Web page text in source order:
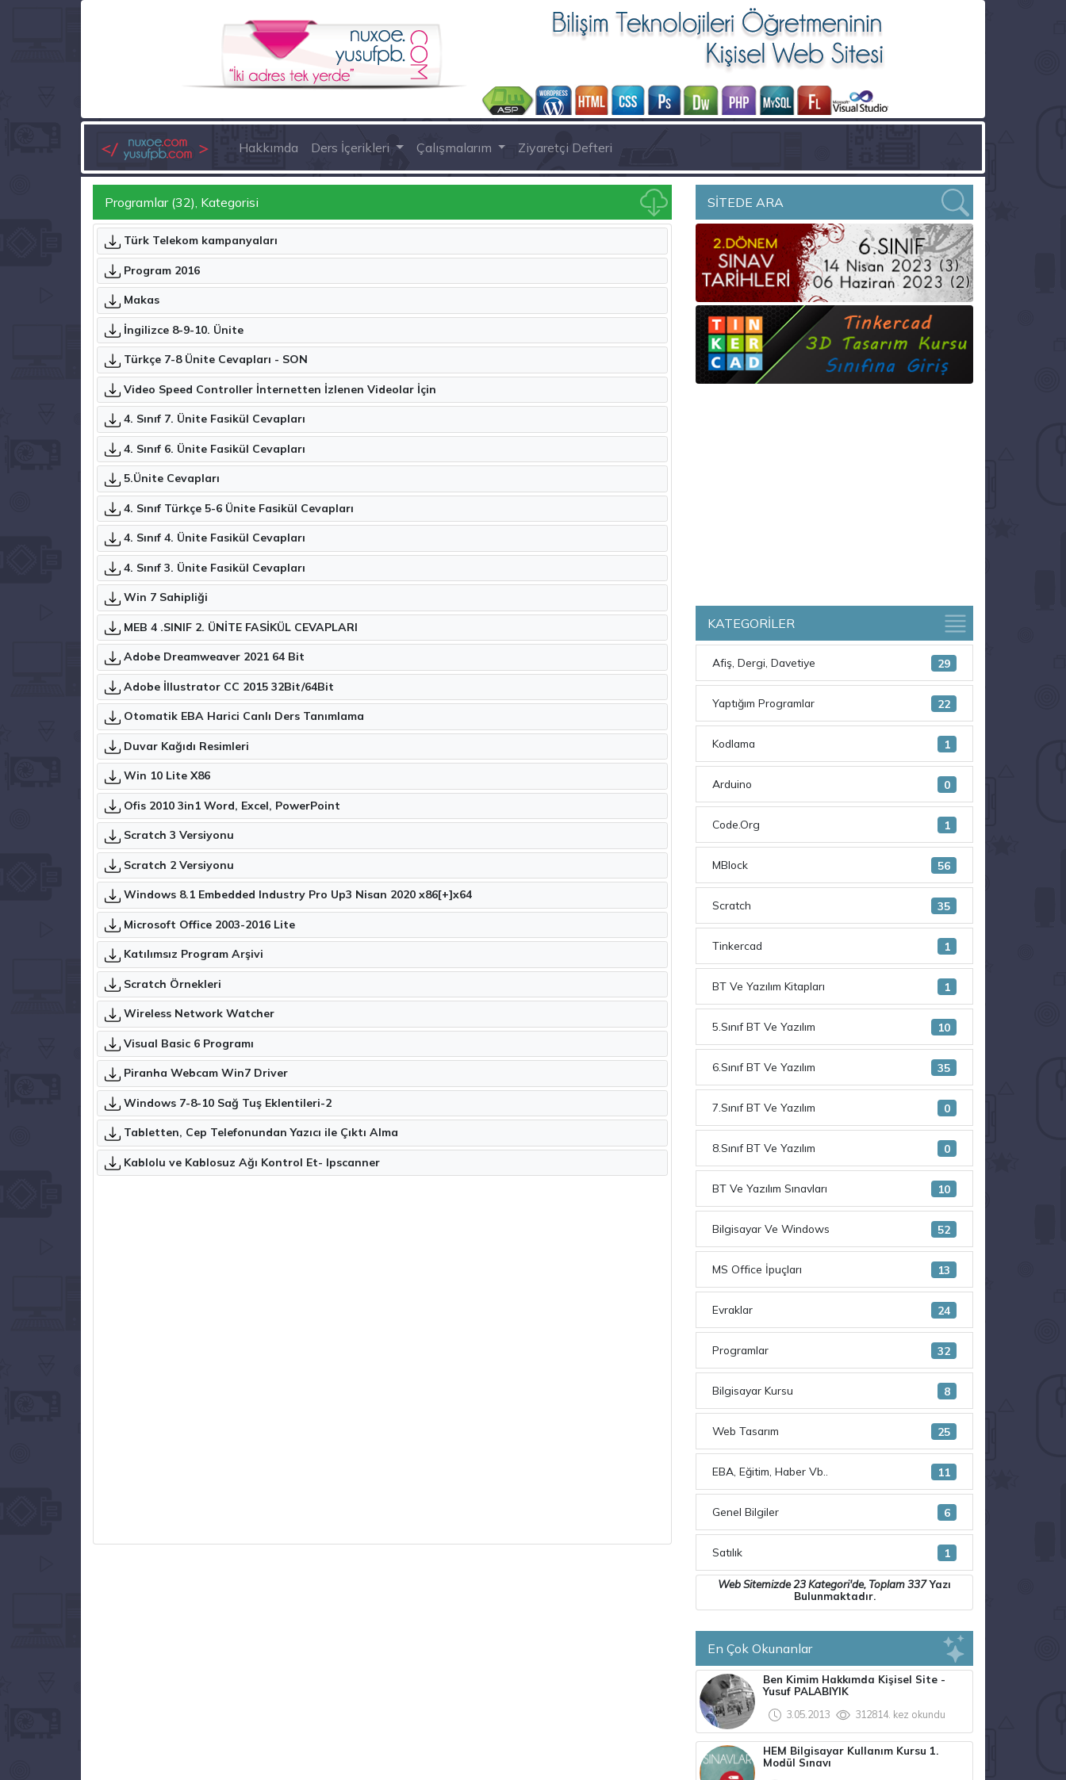
Hakkımda Ders İçerikleri Çalışmalarım Ziyaretçi Defteri
Programlar (32), Kategorisi
Türk Telekom kampanyaları
Program 2016
Makas
İngilizce 8-9-10. Ünite
Türkçe 7-8 Ünite Cevapları - SON
Video Speed Controller İnternetten İzlenen Videolar İçin
4. Sınıf 7. Ünite Fasikül Cevapları
4. Sınıf 6. Ünite Fasikül Cevapları
5.Ünite Cevapları
4. Sınıf Türkçe 5-6 Ünite Fasikül Cevapları
4. Sınıf 4. Ünite Fasikül Cevapları
4. Sınıf 3. Ünite Fasikül Cevapları
Win 7 Sahipliği
MEB 4 .SINIF 2. ÜNİTE FASİKÜL CEVAPLARI
Adobe Dreamweaver 2021 64 Bit
Adobe İllustrator CC 2015 32Bit/64Bit
Otomatik EBA Harici Canlı Ders Tanımlama
Duvar Kağıdı Resimleri
Win 10 Lite X86
Ofis 2010 3in1 Word, Excel, PowerPoint
Scratch 3 Versiyonu
Scratch 2 Versiyonu
Windows 8.1 Embedded Industry Pro Up3 Nisan 2020 x86[+]x64
Microsoft Office 2003-2016 Lite
Katılımsız Program Arşivi
Scratch Örnekleri
Wireless Network Watcher
Visual Basic 6 Programı
Piranha Webcam Win7 Driver
Windows 7-8-10 Sağ Tuş Eklentileri-2
Tabletten, Cep Telefonundan Yazıcı ile Çıktı Alma
Kablolu ve Kablosuz Ağı Kontrol Et- Ipscanner
SİTEDE ARA
KATEGORİLER
29
Afiş, Dergi, Davetiye
22
Yaptığım Programlar
1
Kodlama
0
Arduino
1
Code.Org
56
MBlock
35
Scratch
1
Tinkercad
1
BT Ve Yazılım Kitapları
10
5.Sınıf BT Ve Yazılım
35
6.Sınıf BT Ve Yazılım
0
7.Sınıf BT Ve Yazılım
0
8.Sınıf BT Ve Yazılım
10
BT Ve Yazılım Sınavları
52
Bilgisayar Ve Windows
13
MS Office İpuçları
24
Evraklar
32
Programlar
8
Bilgisayar Kursu
25
Web Tasarım
11
EBA, Eğitim, Haber Vb..
6
Genel Bilgiler
1
Satılık
Web Sitemizde23 Kategori'de, Toplam337Yazı
Bulunmaktadır.
En Çok Okunanlar
Ben Kimim Hakkımda Kişisel Site -
Yusuf PALABIYIK
3.05.2013
312814. kez okundu
HEM Bilgisayar Kullanım Kursu 1.
Modül Sınavı